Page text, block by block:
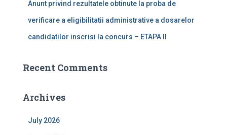
Anunt privind rezultatele obtinute la proba de
verificare a eligibilitatii administrative a dosarelor
candidatilor inscrisi la concurs – ETAPA II
Recent Comments
Archives
July 2026